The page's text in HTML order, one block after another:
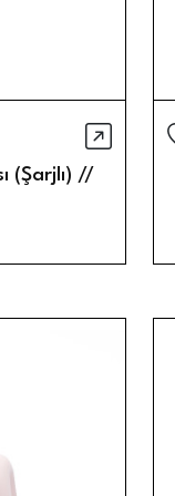
Ekle
Hızlı
(Şarjlı) //